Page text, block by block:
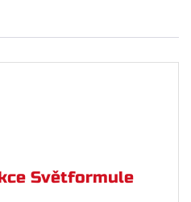
Světformule